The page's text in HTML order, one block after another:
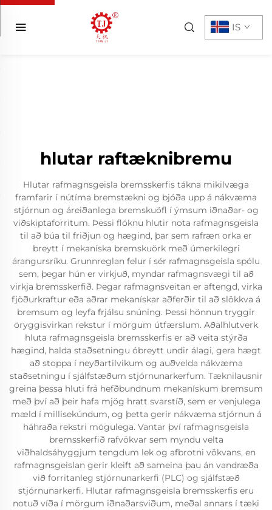
IS
hlutar raftæknibremu
Hlutar rafmagnsgeisla bremsskerfis tákna mikilvæga
framfarir í nútíma bremstækni og bjóða upp á nákvæma
stjórnun og áreiðanlega bremskuöfl í ýmsum iðnaðar- og
viðskiptaforritum. Þessi flóknu hlutir nota rafmagnsgeisla
til að búa til friðjun og hægind, þar sem rafræn orka er
breytt í mekaníska bremskuörk með úmerkilegri
árangursríku. Grunnreglan felur í sér rafmagnsgeisla spólu
sem, þegar hún er virkjuð, myndar rafmagnsvægi til að
virkja bremsskerfið. Þegar rafmagnsveitan er aftengd, virka
fjöðurkraftur eða aðrar mekanískar aðferðir til að slökkva á
bremsum og leyfa frjálsu snúning. Þessi hönnun tryggir
öryggisvirkan rekstur í mörgum útfærslum. Aðalhlutverk
hluta rafmagnsgeisla bremsskerfis er að veita stýrða
hægind, halda staðsetningu óbreytt undir álagi, gera hægt
að stoppa í neyðartilvikum og auðvelda nákvæma
staðsetningu í sjálfstæðum stjórnunarkerfum. Tæknilausnir
greina þessa hluti frá hefðbundnum mekanískum bremsum
með því að þeir hafa mjög hratt svarstíð, sem er venjulega
mæld í millisekúndum, og þetta gerir nákvæma stjórnun á
háhraða rekstri mögulega. Vantar því rafmagnsgeisla
bremsskerfið rafvökvar sem myndu velta
viðhaldsáhyggjum tengdum lek og afbrotni vökvans, en
rafmagnsgeislan gerir kleift að sameina þau án vandræða
við forritanleg stjórnunarkerfi (PLC) og sjálfstæð
stjórnunarkerfi. Hlutar rafmagnsgeisla bremsskerfis eru
notuð víða í mörgum iðnaðarsviðum, meðal annars í tæki